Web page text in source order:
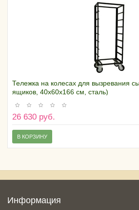
Тележка на колесах для вызревания
ящиков, 40х60х166 см, сталь)
26 630 руб.
В КОРЗИНУ
Информация